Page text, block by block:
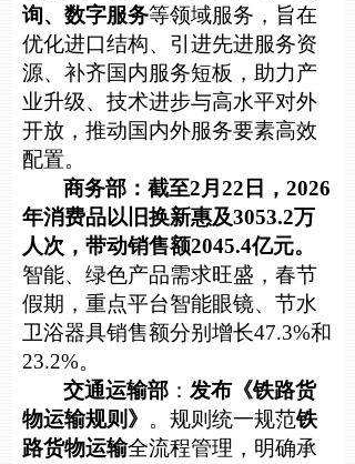
询、数字服务等领域服务，旨在
优化进口结构、引进先进服务资
源、补齐国内服务短板，助力产
业升级、技术进步与高水平对外
开放，推动国内外服务要素高效
配置。
商务部：截至2月22日，2026
年消费品以旧换新惠及3053.2万
人次，带动销售额2045.4亿元。
智能、绿色产品需求旺盛，春节
假期，重点平台智能眼镜、节水
卫浴器具销售额分别增长47.3%和
23.2%。
交通运输部 ：发布《铁路货
物运输规则》 。规则统一规范铁
路货物运输全流程管理，明确承